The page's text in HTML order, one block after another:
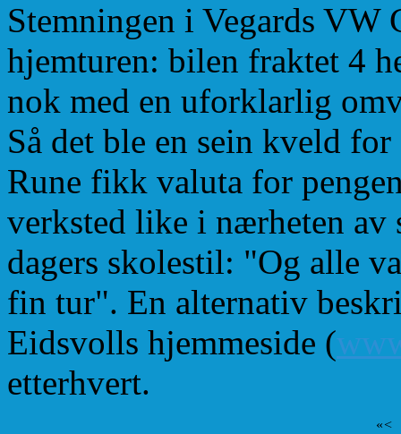
Stemningen i Vegards VW
hjemturen: bilen fraktet 4
nok med en uforklarlig
Så det ble en sein kveld
Rune fikk valuta for
verksted like i nærheten av
dagers skolestil: "Og alle
fin tur". En alternativ
Eidsvolls hjemmeside (
etterhvert.
«<